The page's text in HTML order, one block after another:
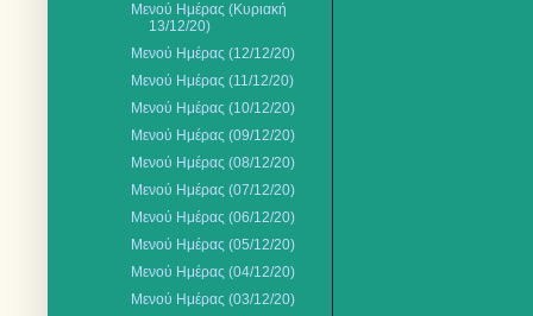
Μενού Ημέρας (Κυριακή
13/12/20)
Μενού Ημέρας (12/12/20)
Μενού Ημέρας (11/12/20)
Μενού Ημέρας (10/12/20)
Μενού Ημέρας (09/12/20)
Μενού Ημέρας (08/12/20)
Μενού Ημέρας (07/12/20)
Μενού Ημέρας (06/12/20)
Μενού Ημέρας (05/12/20)
Μενού Ημέρας (04/12/20)
Μενού Ημέρας (03/12/20)